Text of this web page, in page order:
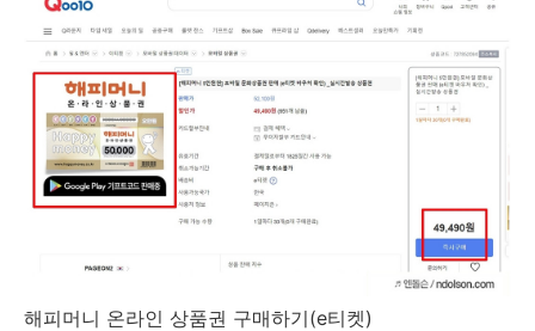
해피머니 온라인 상품권 구매하기(e티켓)